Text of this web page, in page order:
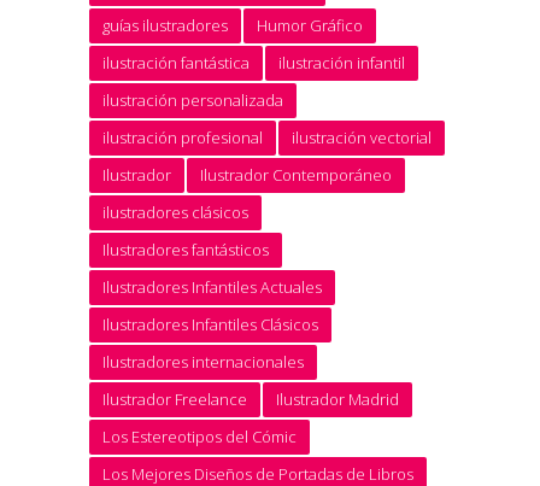
guías ilustradores
Humor Gráfico
ilustración fantástica
ilustración infantil
ilustración personalizada
ilustración profesional
ilustración vectorial
Ilustrador
Ilustrador Contemporáneo
ilustradores clásicos
Ilustradores fantásticos
Ilustradores Infantiles Actuales
Ilustradores Infantiles Clásicos
Ilustradores internacionales
Ilustrador Freelance
Ilustrador Madrid
Los Estereotipos del Cómic
Los Mejores Diseños de Portadas de Libros